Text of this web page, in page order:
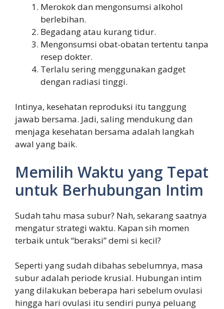
Merokok dan mengonsumsi alkohol
berlebihan.
Begadang atau kurang tidur.
Mengonsumsi obat-obatan tertentu tanpa
resep dokter.
Terlalu sering menggunakan gadget
dengan radiasi tinggi.
Intinya, kesehatan reproduksi itu tanggung
jawab bersama. Jadi, saling mendukung dan
menjaga kesehatan bersama adalah langkah
awal yang baik.
Memilih Waktu yang Tepat
untuk Berhubungan Intim
Sudah tahu masa subur? Nah, sekarang saatnya
mengatur strategi waktu. Kapan sih momen
terbaik untuk “beraksi” demi si kecil?
Seperti yang sudah dibahas sebelumnya, masa
subur adalah periode krusial. Hubungan intim
yang dilakukan beberapa hari sebelum ovulasi
hingga hari ovulasi itu sendiri punya peluang